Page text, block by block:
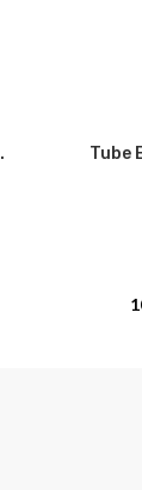
Tube